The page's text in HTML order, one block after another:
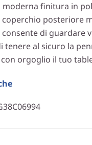
moderna finitura in
coperchio posteriore
di guardare
tenere al sicuro la
orgoglio il tuo